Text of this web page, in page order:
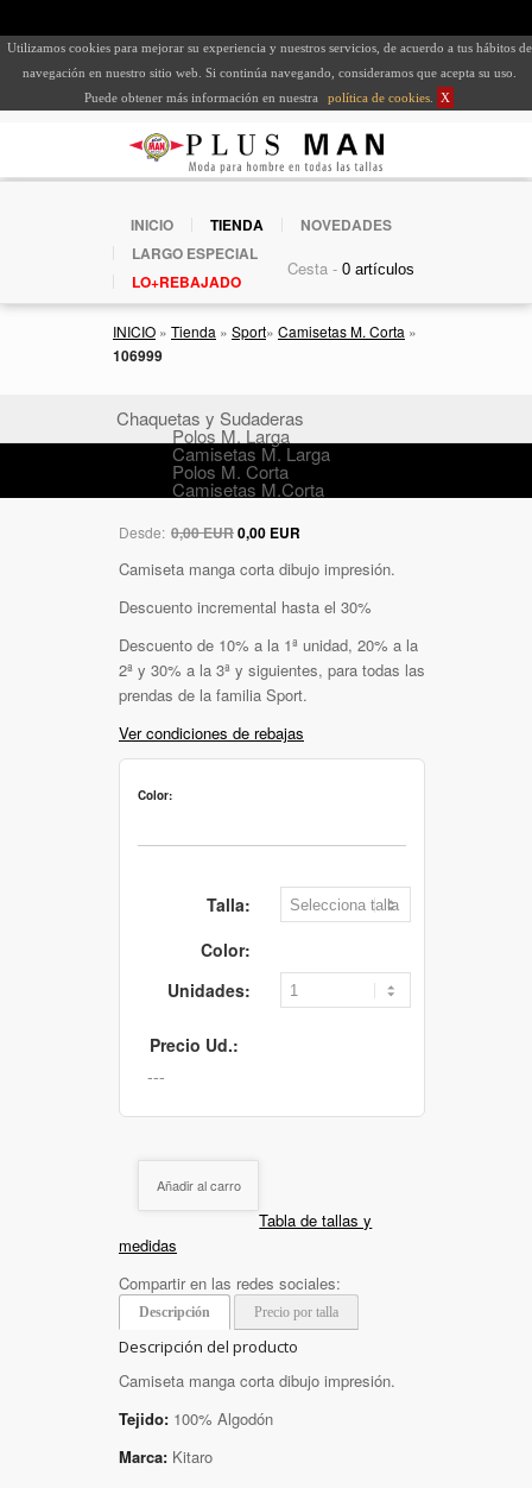
Utilizamos cookies para mejorar su experiencia y nuestros servicios, de acuerdo a tus hábitos de
navegación en nuestro sitio web. Si continúa navegando, consideramos que acepta su uso.
Puede obtener más información en nuestra
política de cookies X
INICIO TIENDA
NOVEDADES
LARGO ESPECIAL
LO+REBAJADO
Cesta -
INICIO » Tienda » Sport» Camisetas M. Corta »
106999
Chaquetas y Sudaderas
Polos M. Larga
Camisetas M. Larga
Polos M. Corta
Camisetas M.Corta
Desde: 0,00 EUR0,00 EUR
Camiseta manga corta dibujo impresión.
Descuento incremental hasta el 30%
Descuento de 10% a la 1ª unidad, 20% a la
2ª y 30% a la 3ª y siguientes, para todas las
prendas de la familia Sport.
Ver condiciones de rebajas
Color:
Talla:
Color:
Unidades:
Precio Ud.:
Añadir al carro
Tabla de tallas y
medidas
Compartir en las redes sociales:
Descripción Precio por talla
Descripción del producto
Camiseta manga corta dibujo impresión.
Tejido: 100% Algodón
Marca: Kitaro